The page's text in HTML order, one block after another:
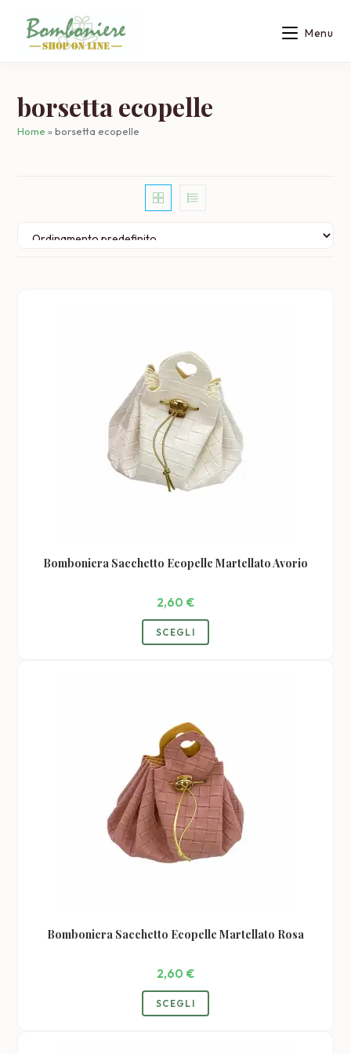
contenuto
Menu
borsetta ecopelle
Home »borsetta ecopelle
Bomboniera Sacchetto Ecopelle Martellato Avorio
2,60 €
SCEGLI
Bomboniera Sacchetto Ecopelle Martellato Rosa
2,60 €
SCEGLI